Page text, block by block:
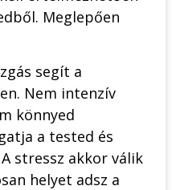
Meglepően
segít a
Nem intenzív
könnyed
a tested és
stressz akkor válik
helyet adsz a